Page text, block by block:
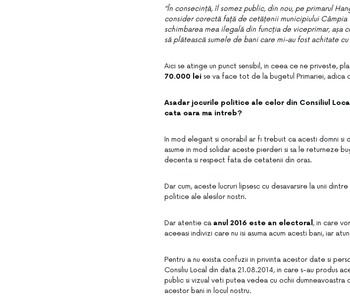
“În consecință, îl somez public, din nou, pe primarul
consider corectă față de cetățenii municipiului Câmpia
schimbarea mea ilegală din funcția de viceprimar, așa
să plătească sumele de bani care mi-au fost achitate
Aici se atinge un punct sensibil, in ceea ce ne priveste,
70.000 lei se va face tot de la bugetul Primariei, adica
Asadar jocurile politice ale celor din Consiliul
cata oara ma intreb?
In mod elegant si onorabil ar fi trebuit ca acesti domni si
asume in mod solidar aceste pierderi si sa le returneze
decenta si respect fata de cetatenii din oras.
Dar cum, aceste lucruri lipsesc cu desavarsire la unii
politice ale alesilor nostri.
Dar atentie ca anul 2016 este an electoral, in care
aceeasi indivizi care nu isi asuma acum acesti bani, iar
Pentru a nu exista confuzii in privinta acestor date si
Consiliu Local din data 21.08.2014, in care s-au produs
public si vizual veti putea vedea cu ochii
acestor bani in locul nostru.